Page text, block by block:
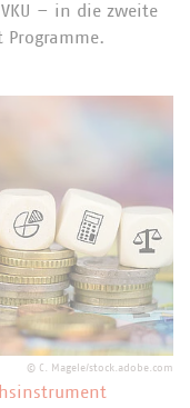
– in die zweite
Programme.
© C. Magele/stock.adobe.com